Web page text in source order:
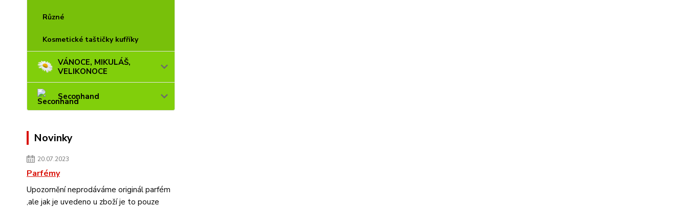
Různé
Kosmetické taštičky kufříky
VÁNOCE, MIKULÁŠ,
VELIKONOCE
Seconhand
Novinky
20.07.2023
Parfémy
Upozornění neprodáváme originál parfém
,ale jak je uvedeno u zboží je to pouze